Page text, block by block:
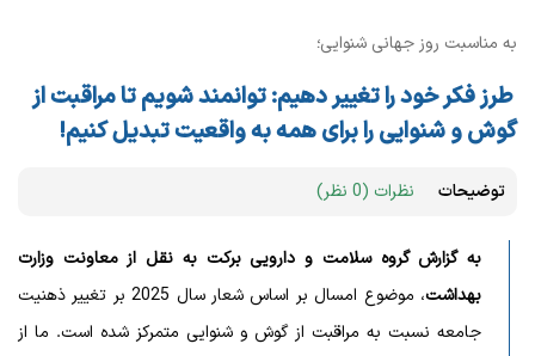
به مناسبت روز جهانی شنوایی؛
طرز فکر خود را تغییر دهیم: توانمند شویم تا مراقبت از
گوش و شنوایی را برای همه به واقعیت تبدیل کنیم!
توضیحات نظرات (0 نظر)
به گزارش گروه سلامت و دارویی برکت به نقل از معاونت وزارت
بهداشت
، موضوع امسال بر اساس شعار سال 2025 بر تغییر ذهنیت
جامعه نسبت به مراقبت از گوش و شنوایی متمرکز شده است. ما از